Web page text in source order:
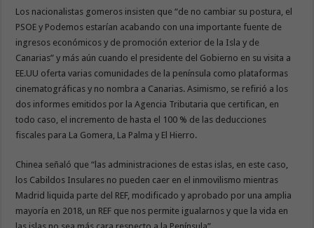
Los nacionalistas gomeros insisten que “de no cambiar su postura, el
PSOE y Podemos estarían acabando con una importante fuente de
ingresos económicos y de promoción exterior de la Isla y de
Canarias” y más aún cuando el presidente del Gobierno en su visita a
EE.UU oferta varias comunidades de la península como plataformas
cinematográficas y no nombra a Canarias. Asimismo, se refirió a los
dos informes emitidos por la Agencia Tributaria que certifican, en
todo caso, el incremento de hasta el 100 % de las deducciones
fiscales para La Gomera, La Palma y El Hierro.
Chinea señaló que “las administraciones de estas islas, en este caso,
los Cabildos Insulares no pueden caer en el inmovilismo mientras
Madrid liquida parte del REF, modificado y aprobado por una amplia
mayoría en 2018, un REF que nos permite igualarnos y que la vida en